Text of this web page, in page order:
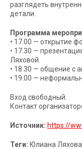
разглядеть
детали.
Программа
• 17.00 — открытие
• 17.30 —
Ляховой.
• 18.30 — общение с
• 19.00 —
Вход свободный.
Контакт
Источник: https://
Теги: Юлиана